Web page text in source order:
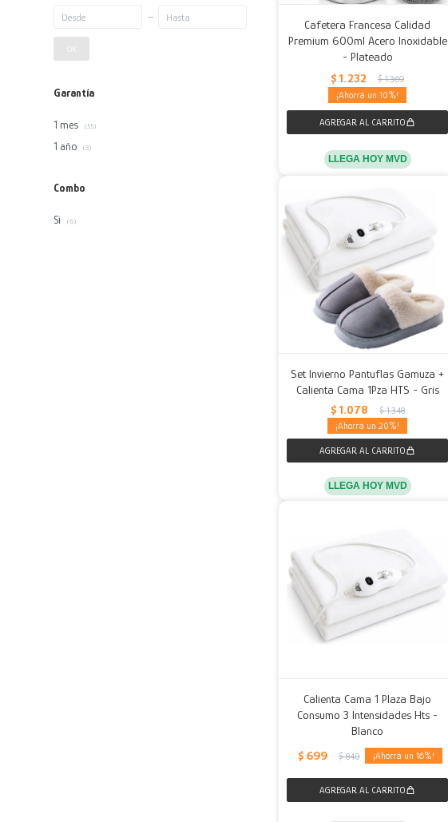
Cafetera Francesa Calidad
Premium 600ml Acero Inoxidable
- Plateado
$ 1.232 $ 1.369
10
LLEGA HOY MVD
Set Invierno Pantuflas Gamuza +
Calienta Cama 1Pza HTS - Gris
$ 1.078 $ 1.348
20
LLEGA HOY MVD
Calienta Cama 1 Plaza Bajo
Consumo 3 Intensidades Hts -
Blanco
$ 699 $ 840 16
Garantía
1 mes (55)
1 año (3)
Combo
Si (6)